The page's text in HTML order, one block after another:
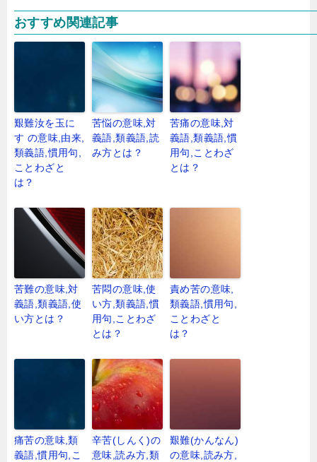
おすすめ関連記事
艱難汝を玉に
す の意味,由来,
類義語,慣用句,
ことわざと
は？
苦悩の意味,対
義語,類義語,読
み方とは？
苦痛の意味,対
義語,類義語,慣
用句,ことわざ
とは？
苦難の意味,対
義語,類義語,使
い方とは？
苦悶の意味,使
い方,類義語,慣
用句,ことわざ
とは？
責め苦の意味,
類義語,慣用句,
ことわざと
は？
痛苦の意味,類
義語,慣用句,こ
辛苦(しんく)の
意味,読み方,類
艱難(かんなん)
の意味,読み方,